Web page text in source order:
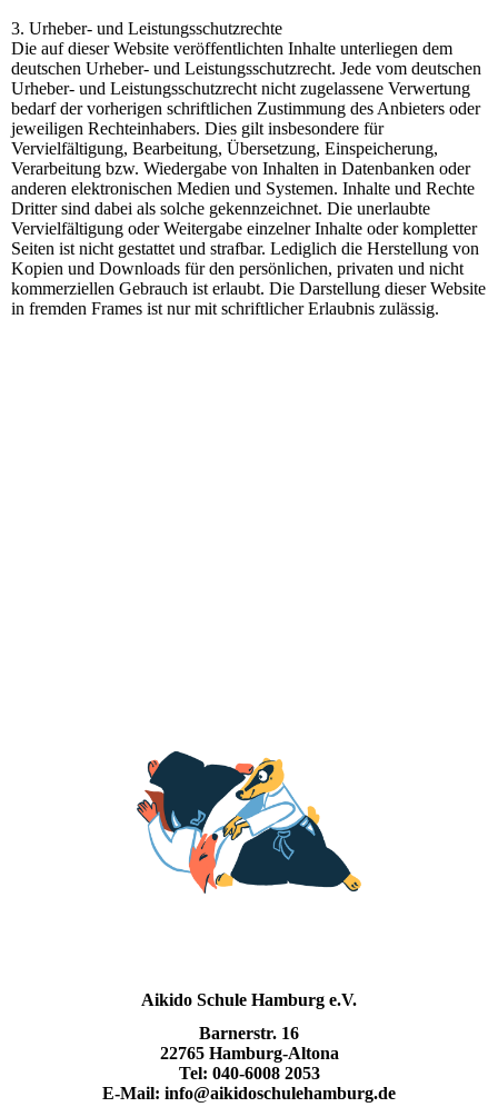
3. Urheber- und Leistungsschutzrechte
Die auf dieser Website veröffentlichten Inhalte unterliegen dem
deutschen Urheber- und Leistungsschutzrecht. Jede vom deutschen
Urheber- und Leistungsschutzrecht nicht zugelassene Verwertung
bedarf der vorherigen schriftlichen Zustimmung des Anbieters oder
jeweiligen Rechteinhabers. Dies gilt insbesondere für
Vervielfältigung, Bearbeitung, Übersetzung, Einspeicherung,
Verarbeitung bzw. Wiedergabe von Inhalten in Datenbanken oder
anderen elektronischen Medien und Systemen. Inhalte und Rechte
Dritter sind dabei als solche gekennzeichnet. Die unerlaubte
Vervielfältigung oder Weitergabe einzelner Inhalte oder kompletter
Seiten ist nicht gestattet und strafbar. Lediglich die Herstellung von
Kopien und Downloads für den persönlichen, privaten und nicht
kommerziellen Gebrauch ist erlaubt. Die Darstellung dieser Website
in fremden Frames ist nur mit schriftlicher Erlaubnis zulässig.
Aikido Schule Hamburg e.V.
Barnerstr. 16
22765 Hamburg-Altona
Tel: 040-6008 2053
E-Mail: info@aikidoschulehamburg.de